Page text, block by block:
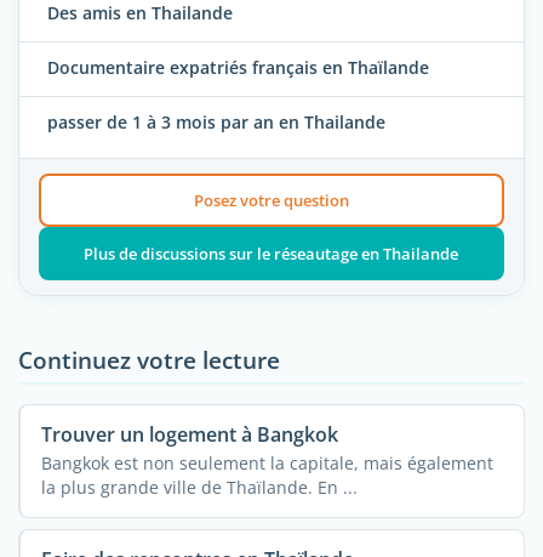
Des amis en Thailande
Documentaire expatriés français en Thaïlande
passer de 1 à 3 mois par an en Thailande
Posez votre question
Plus de discussions sur le réseautage en Thailande
Continuez votre lecture
Trouver un logement à Bangkok
Bangkok est non seulement la capitale, mais également
la plus grande ville de Thaïlande. En ...